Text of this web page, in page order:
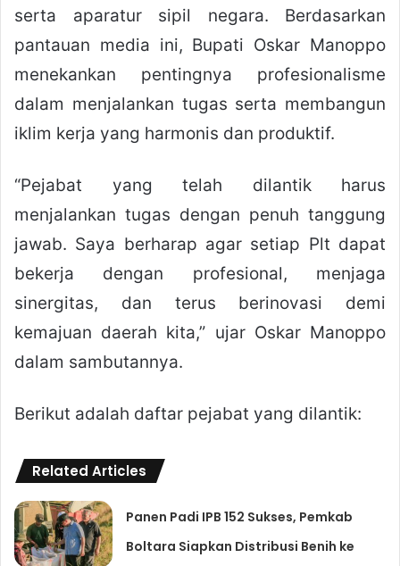
serta aparatur sipil negara. Berdasarkan
pantauan media ini, Bupati Oskar Manoppo
menekankan pentingnya profesionalisme
dalam menjalankan tugas serta membangun
iklim kerja yang harmonis dan produktif.
“Pejabat yang telah dilantik harus
menjalankan tugas dengan penuh tanggung
jawab. Saya berharap agar setiap Plt dapat
bekerja dengan profesional, menjaga
sinergitas, dan terus berinovasi demi
kemajuan daerah kita,” ujar Oskar Manoppo
dalam sambutannya.
Berikut adalah daftar pejabat yang dilantik:
Related Articles
Panen Padi IPB 152 Sukses, Pemkab
Boltara Siapkan Distribusi Benih ke